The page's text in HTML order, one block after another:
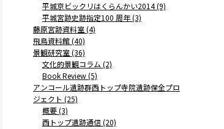
平城京ビックリはくらんかい2014 (9)
平城宮跡史跡指定100 周年 (3)
藤原宮跡資料室 (4)
飛鳥資料館 (40)
景観研究室 (36)
文化的景観コラム (2)
Book Review (5)
アンコール遺跡群西トップ寺院遺跡保全プロ
ジェクト (25)
概要 (3)
西トップ遺跡通信 (20)